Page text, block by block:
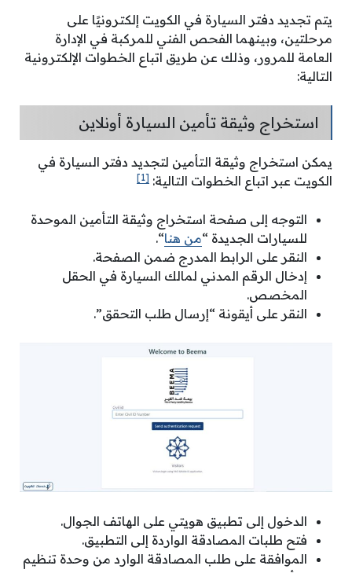
يتم تجديد دفتر السيارة في الكويت إلكترونيًا على
مرحلتين، وبينهما الفحص الفني للمركبة في الإدارة
العامة للمرور، وذلك عن طريق اتباع الخطوات الإلكترونية
التالية:
استخراج وثيقة تأمين السيارة أونلاين
يمكن استخراج وثيقة التأمين لتجديد دفتر السيارة في
الكويت عبر اتباع الخطوات التالية: [1]
التوجه إلى صفحة استخراج وثيقة التأمين الموحدة
للسيارات الجديدة “من هنا“.
النقر على الرابط المدرج ضمن الصفحة.
إدخال الرقم المدني لمالك السيارة في الحقل
المخصص.
النقر على أيقونة “إرسال طلب التحقق”.
الدخول إلى تطبيق هويتي على الهاتف الجوال.
فتح طلبات المصادقة الواردة إلى التطبيق.
الموافقة على طلب المصادقة الوارد من وحدة تنظيم